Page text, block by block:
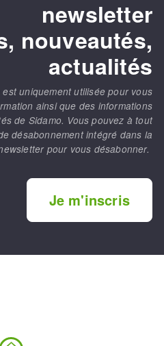
newsletter
nouveautés,
actualités
uniquement utilisée pour vous
ainsi que des informations
de Sidamo. Vous pouvez à tout
désabonnement intégré dans la
pour vous désabonner.
Je m'inscris